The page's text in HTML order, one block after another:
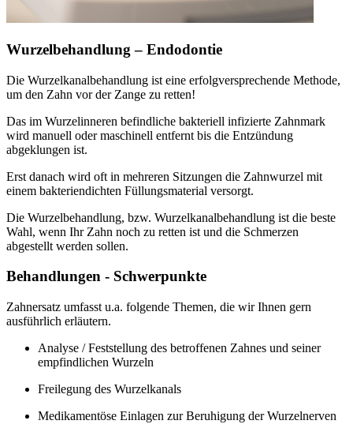
Wurzelbehandlung – Endodontie
Die Wurzelkanalbehandlung ist eine erfolgversprechende Methode,
um den Zahn vor der Zange zu retten!
Das im Wurzelinneren befindliche bakteriell infizierte Zahnmark
wird manuell oder maschinell entfernt bis die Entzündung
abgeklungen ist.
Erst danach wird oft in mehreren Sitzungen die Zahnwurzel mit
einem bakteriendichten Füllungsmaterial versorgt.
Die Wurzelbehandlung, bzw. Wurzelkanalbehandlung ist die beste
Wahl, wenn Ihr Zahn noch zu retten ist und die Schmerzen
abgestellt werden sollen.
Behandlungen - Schwerpunkte
Zahnersatz umfasst u.a. folgende Themen, die wir Ihnen gern
ausführlich erläutern.
Analyse / Feststellung des betroffenen Zahnes und seiner
empfindlichen Wurzeln
Freilegung des Wurzelkanals
Medikamentöse Einlagen zur Beruhigung der Wurzelnerven